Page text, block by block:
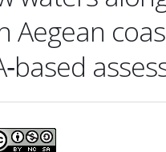
Aegean